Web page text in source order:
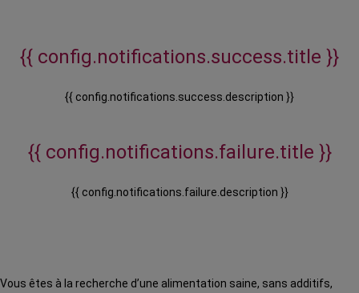
{{ config.notifications.success.title }}
{{ config.notifications.success.description }}
{{ config.notifications.failure.title }}
{{ config.notifications.failure.description }}
Vous êtes à la recherche d’une alimentation saine, sans additifs,